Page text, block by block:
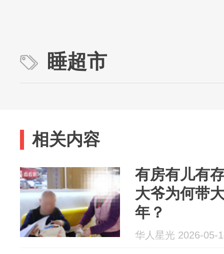
睡超市
相关内容
有房有儿有
大爷为何带
年？
华人星光 2026-05-